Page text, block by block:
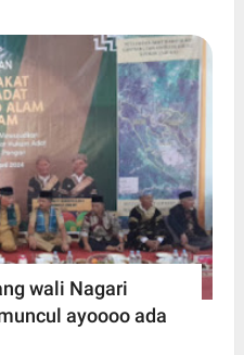
wali Nagari
ayoooo ada